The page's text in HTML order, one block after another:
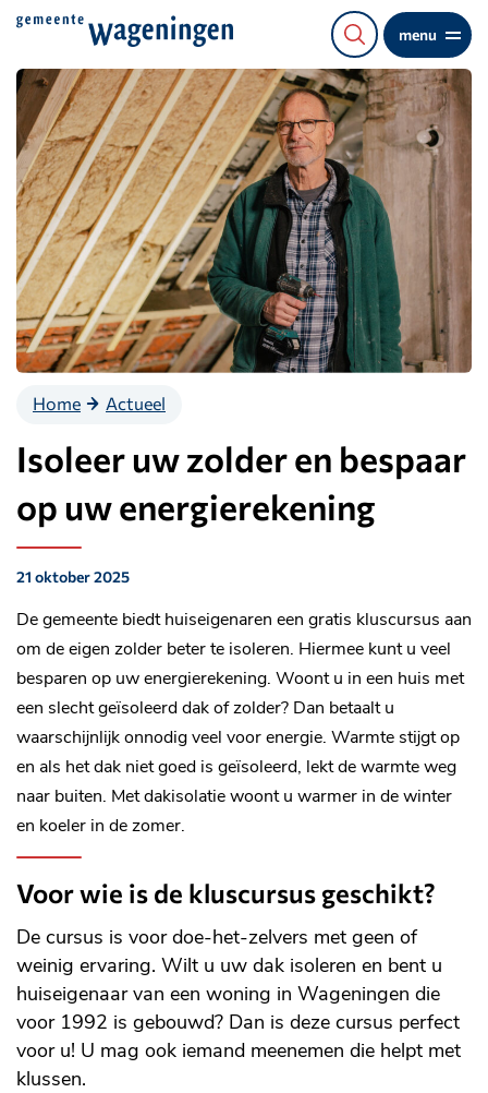
Direct
de
content
menu
Home Actueel
Isoleer uw zolder en bespaar
op uw energierekening
Gepubliceerd
op:
21 oktober 2025
De gemeente biedt huiseigenaren een gratis kluscursus aan
om de eigen zolder beter te isoleren. Hiermee kunt u veel
besparen op uw energierekening. Woont u in een huis met
een slecht geïsoleerd dak of zolder? Dan betaalt u
waarschijnlijk onnodig veel voor energie. Warmte stijgt op
en als het dak niet goed is geïsoleerd, lekt de warmte weg
naar buiten. Met dakisolatie woont u warmer in de winter
en koeler in de zomer.
Voor wie is de kluscursus geschikt?
De cursus is voor doe-het-zelvers met geen of
weinig ervaring. Wilt u uw dak isoleren en bent u
huiseigenaar van een woning in Wageningen die
voor 1992 is gebouwd? Dan is deze cursus perfect
voor u! U mag ook iemand meenemen die helpt met
klussen.